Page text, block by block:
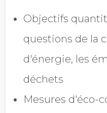
Objectifs
questions de la
d'énergie, les
déchets
Mesures d'éco-